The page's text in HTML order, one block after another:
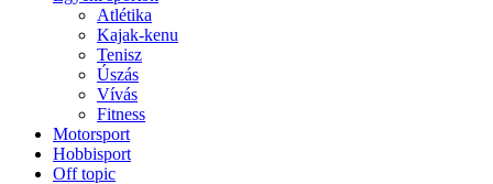
Atlétika
Kajak-kenu
Tenisz
Úszás
Vívás
Fitness
Motorsport
Hobbisport
Off topic